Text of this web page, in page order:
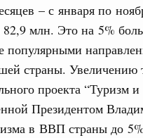
– с января по
82,9 млн. Это на 5%
популярными
страны. Увеличению
проекта “Туризм
Президентом
в ВВП страны до
августа, воскресенье
в сфере строительства
праздник